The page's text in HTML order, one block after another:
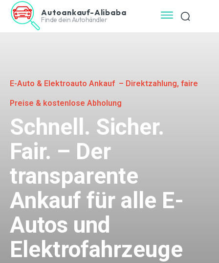
Autoankauf-Alibaba
Finde dein Autohändler
E-Auto & Elektroauto Ankauf – Direktzahlung, faire
Preise & kostenlose Abholung
Schnell. Sicher.
Fair. – Der
transparente
Ankauf für alle E-
Autos und
Elektrofahrzeuge